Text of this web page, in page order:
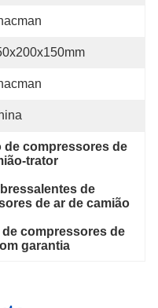
de compressores de
trator
de
de ar de camião
compressores de
garantia